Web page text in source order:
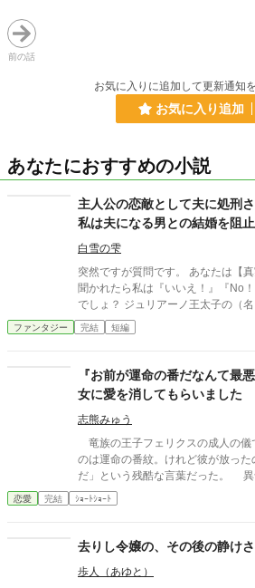
前の話
お気に入りに追加して更新通知
お気に入り追加
あなたにおすすめの小説
主人公の恋敵として夫に処刑
私は夫になる男との結婚を阻
白雪の雫
突然ですが質問です。 あなたは【
聞かれたら私は『いいえ！』『No
でしょ？ ジュリアーノ王太子の（
頃の陛下曰く「私と彼女は真実の
何だか訳の分からない理屈で、婚約
になった女は庭師と不倫して不義
ジュリアーノは陛下が側室にも成れ
子のユーリアを後宮に入れて妃のよ
っ！！！ 私とジュリアーノの結婚
と陛下から土下座をされてまで請わ
ュリアーノは私を後宮の片隅に追
ー！」をしている。 しかも！ ジュ
ー！」をするにしてもベルフィーネ
だけで、正式な王太子妃である私
うBLゲームの、悪役と位置づけら
ネに転生していたのよーーーっ！！！ 思い付きで書いたので、
ファンタジー 完結 短編
『お前が運命の番だなんて最
女に愛を消してもらいました
志熊みゅう
竜族の王子フェリクスの成人の儀
のは運命の番紋。けれど彼が放っ
だ」という残酷な言葉だった。 異母妹ばかりを愛する王子、家
族に疎まれる日々に耐えきれなく
魔女へ願う。「この愛を消してください」と。
から使者が現れる。異母妹の魅了が
愛を誓うが、クロエの心にはもう
令嬢と、愛を取り戻したい竜王子
恋愛 完結 ｼｮｰﾄｼｮｰﾄ
去りし令嬢の、その後の静けさ
歩人（あゆと）